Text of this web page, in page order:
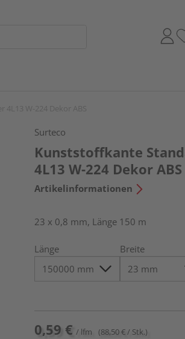
Surteco
Kunststoffkante
4L13 W-224 Dekor ABS
Artikelinformationen
23 x 0,8 mm, Länge 150 m
Länge Breite
0,59 € / lfm (88,50 € / Stk.)